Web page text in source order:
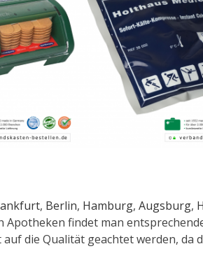
, Berlin, Hamburg, Augsburg,
findet man
die Qualität geachtet werden, da